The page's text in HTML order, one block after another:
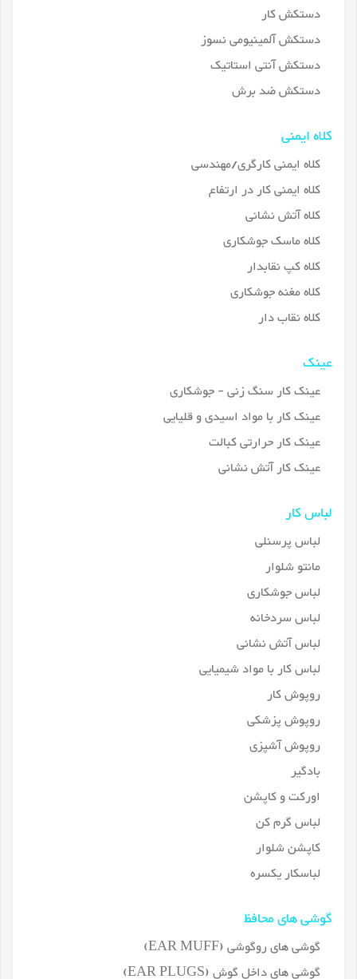
دستکش کار
دستکش آلمینیومی نسوز
دستکش آنتی استاتیک
دستکش ضد برش
کلاه ایمنی
کلاه ایمنی کارگری/مهندسی
کلاه ایمنی کار در ارتفاع
کلاه آتش نشانی
کلاه ماسک جوشکاری
کلاه کپ نقابدار
کلاه مغنه جوشکاری
کلاه نقاب دار
عینک
عینک کار سنگ زنی - جوشکاری
عینک کار با مواد اسیدی و قلیایی
عینک کار حرارتی کبالت
عینک کار آتش نشانی
لباس کار
لباس پرسنلی
مانتو شلوار
لباس جوشکاری
لباس سردخانه
لباس آتش نشانی
لباس کار با مواد شیمیایی
روپوش کار
روپوش پزشکی
روپوش آشپزی
بادگیر
اورکت و کاپشن
لباس گرم کن
کاپشن شلوار
لباسکار یکسره
گوشی های محافظ
گوشی های روگوشی (EAR MUFF)
گوشی های داخل گوش (EAR PLUGS)